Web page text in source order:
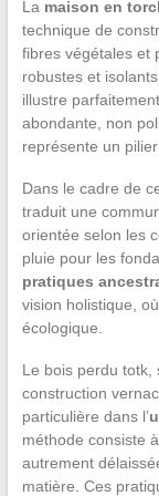
La maison en
technique de
fibres végétales et
robustes et
illustre parfaitement
abondante, non
représente un pilier
Dans le cadre de
traduit une
orientée selon les
pluie pour les
pratiques
vision holistique,
écologique.
Le bois perdu totk,
construction
particulière dans l’
méthode consiste
autrement
matière. Ces